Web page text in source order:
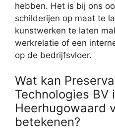
hebben. Het is bij ons
schilderijen op maat te
kunstwerken te laten
werkrelatie of een
op de bedrijfsvloer.
Wat kan
Technologies BV
Heerhugowaard
betekenen?